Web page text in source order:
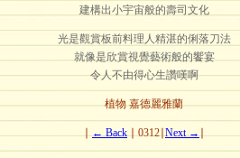
建構出小宇宙般的壽司文化
光是觀賞板前料理人精湛的俐落刀法
就像是欣賞視覺藝術般的饗宴
令人不由得心生讚嘆啊
植物 嘉德麗雅蘭
∣← Back∣ 0312∣Next →∣